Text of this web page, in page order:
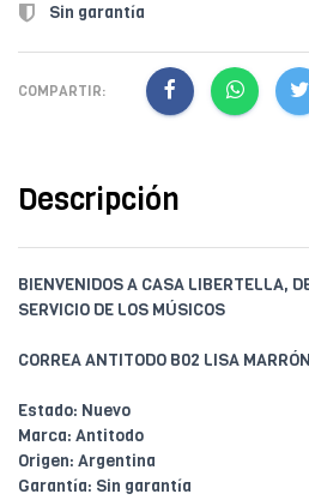
Sin garantía
COMPARTIR:
Descripción
BIENVENIDOS A CASA LIBERTELLA,
SERVICIO DE LOS MÚSICOS
CORREA ANTITODO B02 LISA MARRÓN
Estado: Nuevo
Marca: Antitodo
Origen: Argentina
Garantía: Sin garantía